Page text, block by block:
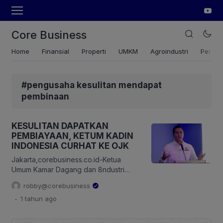
Core Business
Home Finansial Properti UMKM Agroindustri
#pengusaha kesulitan mendapat
pembinaan
KESULITAN DAPATKAN
PEMBIAYAAN, KETUM KADIN
INDONESIA CURHAT KE OJK
Jakarta,corebusiness.co.id-Ketua
Umum Kamar Dagang dan 8ndustri
(Kadin) Indonesia, Anindya Bakrie
menyoroti kesulitan yang dialami
pengusaha untuk mendapatkan
robby@corebusiness
. 1 tahun ago